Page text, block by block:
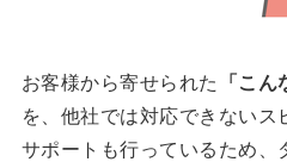
お客様から寄せられた 「こ
を、他社では対応できないス
サポートも行っているため、